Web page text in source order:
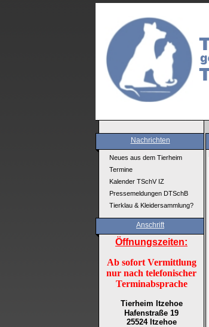
Nachrichten
Neues aus dem Tierheim
Termine
Kalender TSchV IZ
Pressemeldungen DTSchB
Tierklau & Kleidersammlung?
Anschrift
Öffnungszeiten:
Ab sofort Vermittlung
nur nach telefonischer
Terminabsprache
Tierheim Itzehoe
Hafenstraße 19
25524 Itzehoe